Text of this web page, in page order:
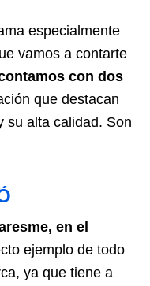
especialmente
vamos a contarte
con dos
que destacan
su alta calidad. Son
en el
ejemplo de todo
ya que tiene a